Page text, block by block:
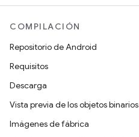
COMPILACIÓN
Repositorio de Android
Requisitos
Descarga
Vista previa de los objetos binarios
Imágenes de fábrica